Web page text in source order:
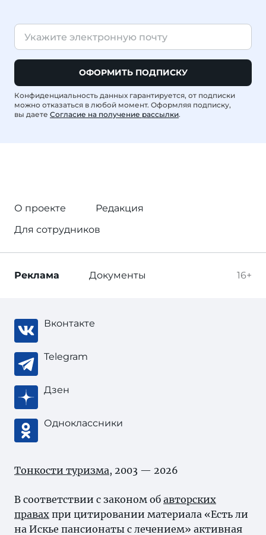
ОФОРМИТЬ ПОДПИСКУ
Конфиденциальность данных гарантируется, от подписки
можно отказаться в любой момент. Оформляя подписку,
вы даете Согласие на получение рассылки.
О проекте
Редакция
Для сотрудников
16+
Реклама Документы
Вконтакте
Telegram
Дзен
Одноклассники
Тонкости туризма, 2003 — 2026
В соответствии с законом об авторских
правах при цитировании материала «Есть ли
на Искье пансионаты с лечением» активная